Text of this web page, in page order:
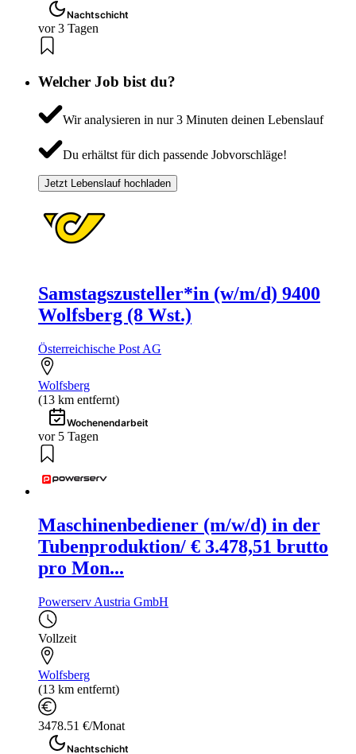
Nachtschicht
vor 3 Tagen
Welcher Job bist du?
Wir analysieren in nur 3 Minuten deinen Lebenslauf
Du erhältst für dich passende Jobvorschläge!
Jetzt Lebenslauf hochladen
Samstagszusteller*in (w/m/d) 9400
Wolfsberg (8 Wst.)
Österreichische Post AG
Wolfsberg
(13 km entfernt)
Wochenendarbeit
vor 5 Tagen
Maschinenbediener (m/w/d) in der
Tubenproduktion/ € 3.478,51 brutto
pro Mon...
Powerserv Austria GmbH
Vollzeit
Wolfsberg
(13 km entfernt)
3478.51 €/Monat
Nachtschicht